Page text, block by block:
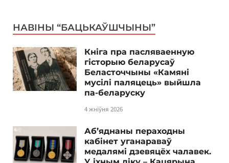
НАВІНЫ “БАЦЬКАЎШЧЫНЫ”
Кніга пра пасляваенную
гісторыю беларусаў
Беласточчыны «Камяні
мусілі паляцець» выйшла
па-беларуску
4 жніўня 2026
Аб’яднаны пераходны
кабінет уганараваў
медалямі дзевяцёх чалавек.